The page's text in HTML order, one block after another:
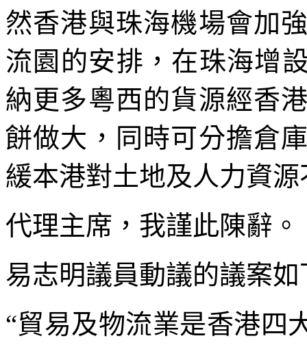
然香港與珠海機場會加
流園的安排，在珠海增
納更多粵西的貨源經香
餅做大，同時可分擔倉
緩本港對土地及人力資
代理主席，我謹此陳辭。
易志明議員動議的議案如
“貿易及物流業是香港四